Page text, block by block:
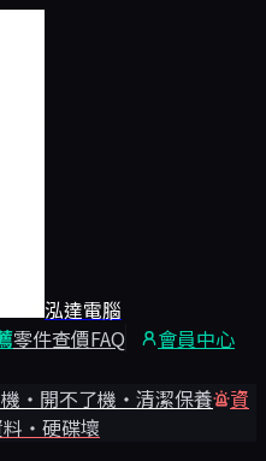
泓達電腦
零件查價FAQ 會員中心
・開不了機・清潔保養
資
・硬碟壞